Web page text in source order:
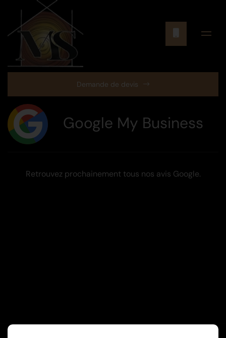
Demande de devis
Google My Business
Retrouvez prochainement tous nos avis Google.